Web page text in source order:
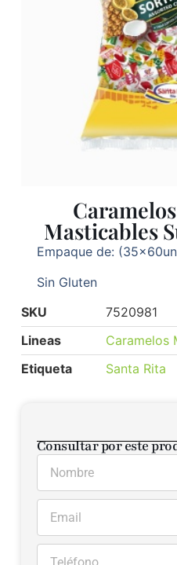
Masticables
Empaque de:
Sin Gluten
SKU
7520981
Lineas
Caramelos
Etiqueta
Santa Rita
Consultar por este